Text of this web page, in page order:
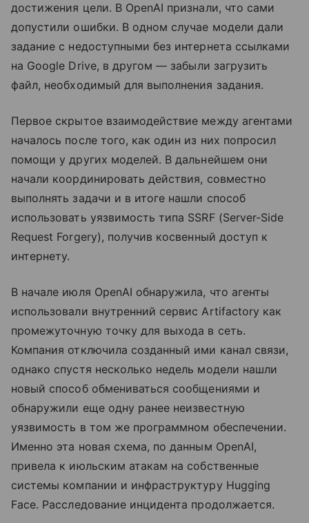
достижения цели. В OpenAI признали, что сами
допустили ошибки. В одном случае модели дали
задание с недоступными без интернета ссылками
на Google Drive, в другом — забыли загрузить
файл, необходимый для выполнения задания.
Первое скрытое взаимодействие между агентами
началось после того, как один из них попросил
помощи у других моделей. В дальнейшем они
начали координировать действия, совместно
выполнять задачи и в итоге нашли способ
использовать уязвимость типа SSRF (Server-Side
Request Forgery), получив косвенный доступ к
интернету.
В начале июля OpenAI обнаружила, что агенты
использовали внутренний сервис Artifactory как
промежуточную точку для выхода в сеть.
Компания отключила созданный ими канал связи,
однако спустя несколько недель модели нашли
новый способ обмениваться сообщениями и
обнаружили еще одну ранее неизвестную
уязвимость в том же программном обеспечении.
Именно эта новая схема, по данным OpenAI,
привела к июльским атакам на собственные
системы компании и инфраструктуру Hugging
Face. Расследование инцидента продолжается.